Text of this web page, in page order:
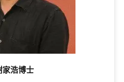
家浩博士